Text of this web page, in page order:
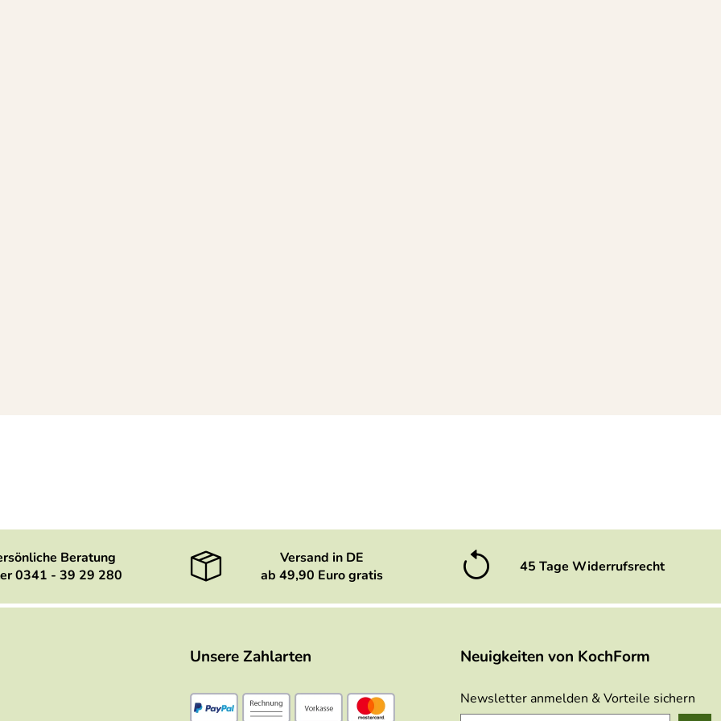
Bestellung und Lieferung unkompliziert, hervorragende Passgenauigkeit, Nudeln könnten gleich wieder
Beratung
0341 - 39 29 280
Versand in DE
ab 49,90 Euro gratis
45 Tage Widerrufsrecht
Unsere Zahlarten Neuigkeiten von KochForm
Newsletter anmelden & Vorteile sichern